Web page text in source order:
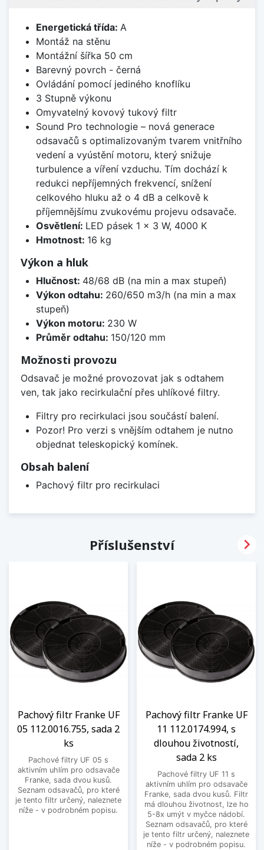
Energetická třída: A
Montáž na stěnu
Montážní šířka 50 cm
Barevný povrch - černá
Ovládání pomocí jediného knoflíku
3 Stupně výkonu
Omyvatelný kovový tukový filtr
Sound Pro technologie – nová generace
odsavačů s optimalizovaným tvarem vnitřního
vedení a vyústění motoru, který snižuje
turbulence a víření vzduchu. Tím dochází k
redukci nepříjemných frekvencí, snížení
celkového hluku až o 4 dB a celkově k
příjemnějšímu zvukovému projevu odsavače.
Osvětlení: LED pásek 1 × 3 W, 4000 K
Hmotnost: 16 kg
Výkon a hluk
Hlučnost: 48/68 dB (na min a max stupeň)
Výkon odtahu: 260/650 m3/h (na min a max
stupeň)
Výkon motoru: 230 W
Průměr odtahu: 150/120 mm
Možnosti provozu
Odsavač je možné provozovat jak s odtahem
ven, tak jako recirkulační přes uhlíkové filtry.
Filtry pro recirkulaci jsou součástí balení.
Pozor! Pro verzi s vnějším odtahem je nutno
objednat teleskopický komínek.
Obsah balení
Pachový filtr pro recirkulaci
Příslušenství
Pachový filtr Franke UF
05 112.0016.755, sada 2
ks
Pachové filtry UF 05 s
aktivním uhlím pro odsavače
Franke, sada dvou kusů.
Seznam odsavačů, pro které
je tento filtr určený, naleznete
níže - v podrobném popisu.
Pachový filtr Franke UF
11 112.0174.994, s
dlouhou životností,
sada 2 ks
Pachové filtry UF 11 s
aktivním uhlím pro odsavače
Franke, sada dvou kusů. Filtr
má dlouhou životnost, lze ho
5-8x umýt v myčce nádobí.
Seznam odsavačů, pro které
je tento filtr určený, naleznete
níže - v podrobném popisu.
